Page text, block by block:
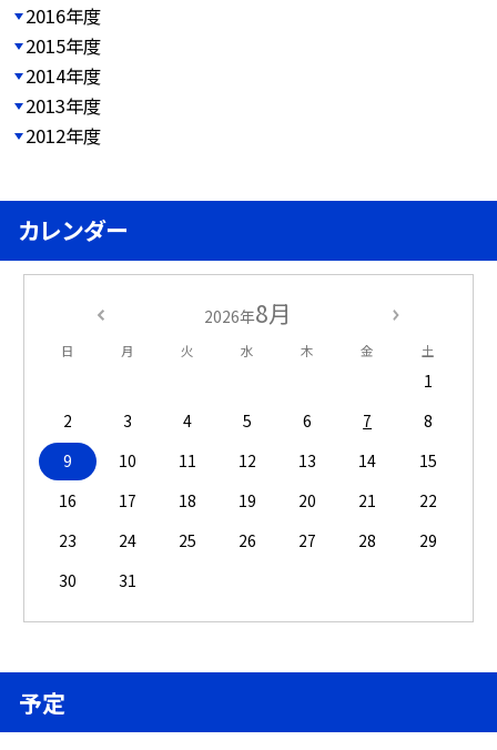
2016年度
2015年度
2014年度
2013年度
2012年度
カレンダー
2026年8月
日 月 火 水 木 金 土
1
2
3 4 5 6 7
8
9
10 11 12 13 14
15
16
17 18 19 20 21
22
23
24 25 26 27 28
29
30
31
予定